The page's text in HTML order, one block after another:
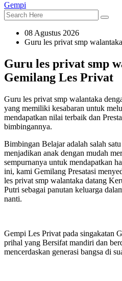
Gempi
08 Agustus 2026
Guru les privat smp walantaka
Guru les privat smp
Gemilang Les Privat
Guru les privat smp walantaka
yang memiliki kesabaran untuk
mendapatkan nilai terbaik dan
bimbingannya.
Bimbingan Belajar adalah salah
menjadikan anak dengan mudah
sempurnanya untuk mendapatkan
ini, kami Gemilang Presatasi
les privat smp walantaka datang
Putri sebagai panutan keluarga
nanti.
Gempi Les Privat pada singakatan
prihal yang Bersifat mandiri dan
mencerdaskan generasi bangsa di